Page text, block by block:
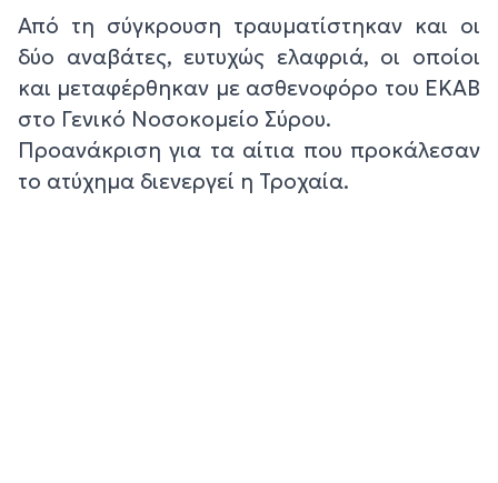
Από τη σύγκρουση τραυματίστηκαν και οι
δύο αναβάτες, ευτυχώς ελαφριά, οι οποίοι
και μεταφέρθηκαν με ασθενοφόρο του ΕΚΑΒ
στο Γενικό Νοσοκομείο Σύρου.
Προανάκριση για τα αίτια που προκάλεσαν
το ατύχημα διενεργεί η Τροχαία.